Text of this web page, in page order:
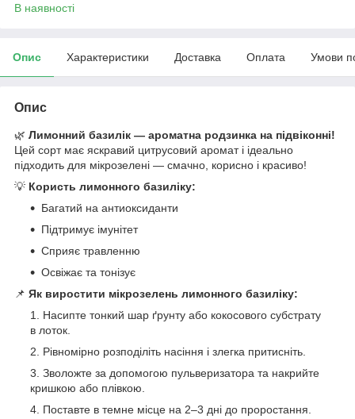
В наявності
Опис Характеристики Доставка Оплата Умови
Опис
🌿 Лимонний базилік — ароматна родзинка на підвіконні!
Цей сорт має яскравий цитрусовий аромат і ідеально
підходить для мікрозелені — смачно, корисно і красиво!
💡 Користь лимонного базиліку:
Багатий на антиоксиданти
Підтримує імунітет
Сприяє травленню
Освіжає та тонізує
📌 Як виростити мікрозелень лимонного базиліку:
Насипте тонкий шар ґрунту або кокосового субстрату
в лоток.
Рівномірно розподіліть насіння і злегка притисніть.
Зволожте за допомогою пульверизатора та накрийте
кришкою або плівкою.
Поставте в темне місце на 2–3 дні до проростання.